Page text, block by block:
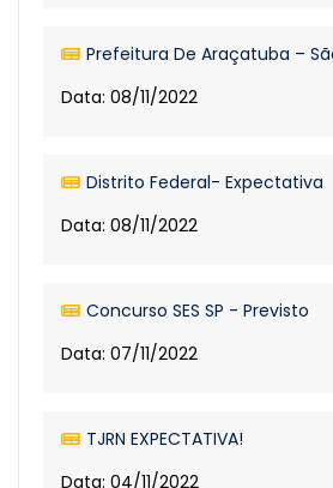
Prefeitura De Araçatuba –
Data: 08/11/2022
Distrito Federal- Expectativa
Data: 08/11/2022
Concurso SES SP - Previsto
Data: 07/11/2022
TJRN EXPECTATIVA!
Data: 04/11/2022